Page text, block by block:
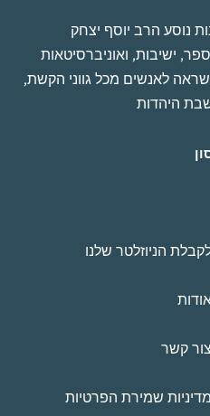
נוסע הרב יוסף יצחק
ישיבות, ואוניברסיטאות
לאנשים מכל גווני הקשת,
היהדות
הניוזלטר שלנו
צור קשר
מדיניות שמירת הפרטיות